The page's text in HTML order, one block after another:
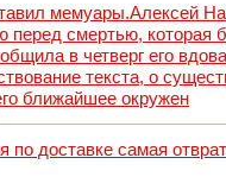
мемуары.Алексей
перед смертью, которая
в четверг его
текста, о
ближайшее окружен
по доставке самая